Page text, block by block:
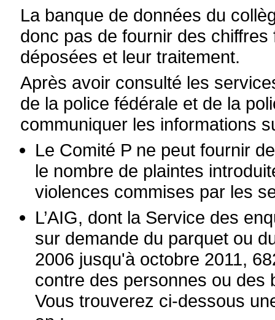
La banque de données du
donc pas de fournir des
déposées et leur traitement.
Après avoir consulté les
de la police fédérale et de la
communiquer les informations
Le Comité P ne peut fournir
le nombre de plaintes
violences commises par les
L’AIG, dont la Service des
sur demande du parquet ou
2006 jusqu'à octobre 2011,
contre des personnes ou des
Vous trouverez ci-dessous